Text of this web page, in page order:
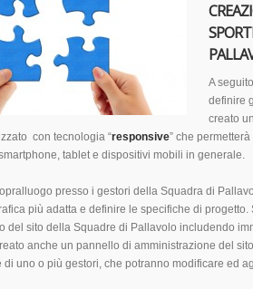
A
definire
creato
con tecnologia “responsive” che
tablet e dispositivi mobili in generale.
presso i gestori della Squadra di
più adatta e definire le specifiche di progetto.
del sito della Squadre di Pallavolo includendo
anche un pannello di amministrazione del
di uno o più gestori, che potranno modificare ed